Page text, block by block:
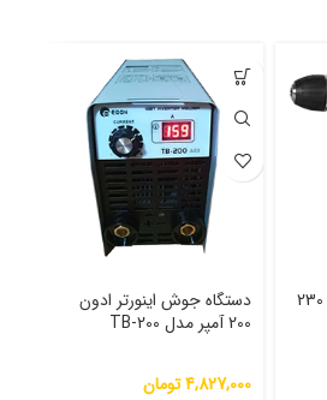
پیچ گوشتی برقی توسن 230
دستگاه جوش اینورتر ادون
200 آمپر مدل TB-200
4,827,000تومان